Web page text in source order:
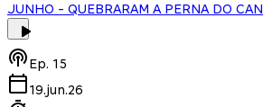
JUNHO - QUEBRARAM A PERNA DO
Ep. 15
19.jun.26